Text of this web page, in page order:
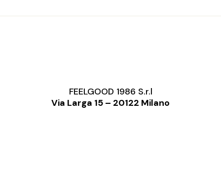
FEELGOOD 1986 S.r.l
Via Larga 15 – 20122 Milano